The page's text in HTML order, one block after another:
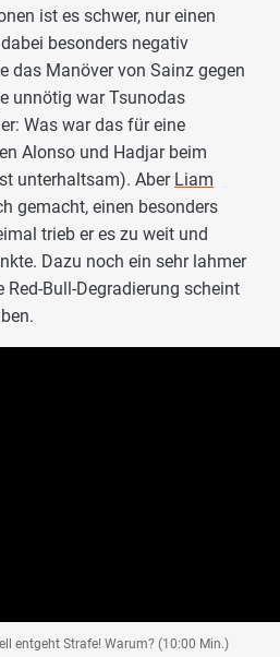
ist es schwer, nur einen
besonders negativ
das Manöver von Sainz gegen
unnötig war Tsunodas
Was war das für eine
Alonso und Hadjar beim
unterhaltsam). Aber Liam
gemacht, einen besonders
trieb er es zu weit und
Dazu noch ein sehr lahmer
Bull-Degradierung scheint
entgeht Strafe! Warum? (10:00 Min.)